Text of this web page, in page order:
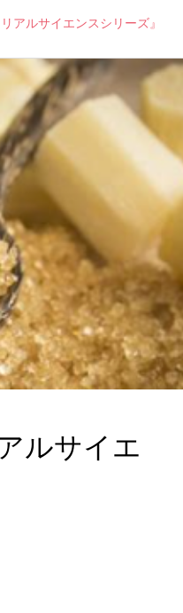
アルサイエンスシリーズ』
ルサイエ